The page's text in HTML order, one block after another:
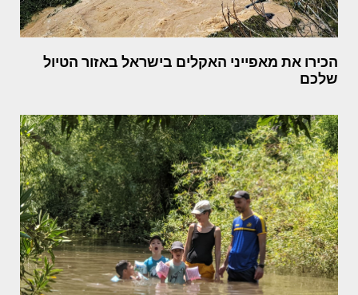
הכירו את מאפייני האקלים בישראל באזור הטיול
שלכם